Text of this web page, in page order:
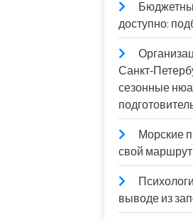
доступно:
сезонные
Морские
свой маршрут
выводе из